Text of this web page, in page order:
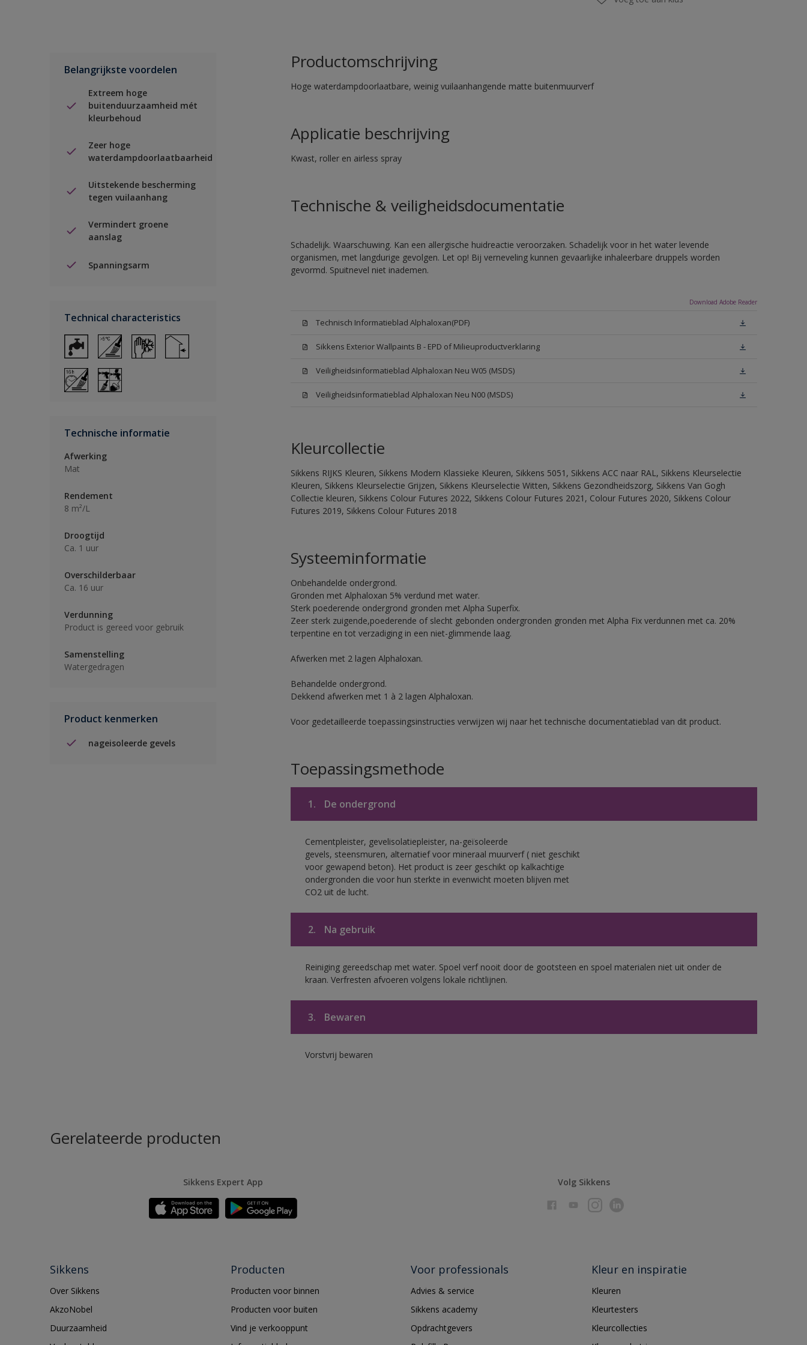
Belangrijkste voordelen
Extreem hoge
buitenduurzaamheid mét
kleurbehoud
Zeer hoge
waterdampdoorlaatbaarheid
Uitstekende bescherming
tegen vuilaanhang
Vermindert groene
aanslag
Spanningsarm
Technical characteristics
Technische informatie
Afwerking
Mat
Rendement
8 m²/L
Droogtijd
Ca. 1 uur
Overschilderbaar
Ca. 16 uur
Verdunning
Product is gereed voor gebruik
Samenstelling
Watergedragen
Product kenmerken
nageisoleerde gevels
Productomschrijving
Hoge waterdampdoorlaatbare, weinig vuilaanhangende matte buitenmuurverf
Applicatie beschrijving
Kwast, roller en airless spray
Technische & veiligheidsdocumentatie
Schadelijk. Waarschuwing. Kan een allergische huidreactie veroorzaken. Schadelijk voor in het water levende
organismen, met langdurige gevolgen. Let op! Bij verneveling kunnen gevaarlijke inhaleerbare druppels worden
gevormd. Spuitnevel niet inademen.
Download Adobe Reader
Technisch Informatieblad Alphaloxan(PDF)
Sikkens Exterior Wallpaints B - EPD of Milieuproductverklaring
Veiligheidsinformatieblad Alphaloxan Neu W05 (MSDS)
Veiligheidsinformatieblad Alphaloxan Neu N00 (MSDS)
Kleurcollectie
Sikkens RIJKS Kleuren, Sikkens Modern Klassieke Kleuren, Sikkens 5051, Sikkens ACC naar RAL, Sikkens Kleurselectie
Kleuren, Sikkens Kleurselectie Grijzen, Sikkens Kleurselectie Witten, Sikkens Gezondheidszorg, Sikkens Van Gogh
Collectie kleuren, Sikkens Colour Futures 2022, Sikkens Colour Futures 2021, Colour Futures 2020, Sikkens Colour
Futures 2019, Sikkens Colour Futures 2018
Systeeminformatie
Onbehandelde ondergrond.
Gronden met Alphaloxan 5% verdund met water.
Sterk poederende ondergrond gronden met Alpha Superfix.
Zeer sterk zuigende,poederende of slecht gebonden ondergronden gronden met Alpha Fix verdunnen met ca. 20%
terpentine en tot verzadiging in een niet-glimmende laag.
Afwerken met 2 lagen Alphaloxan.
Behandelde ondergrond.
Dekkend afwerken met 1 à 2 lagen Alphaloxan.
Voor gedetailleerde toepassingsinstructies verwijzen wij naar het technische documentatieblad van dit product.
Toepassingsmethode
1. De ondergrond
Cementpleister, gevelisolatiepleister, na-geïsoleerde
gevels, steensmuren, alternatief voor mineraal muurverf ( niet geschikt
voor gewapend beton). Het product is zeer geschikt op kalkachtige
ondergronden die voor hun sterkte in evenwicht moeten blijven met
CO2 uit de lucht.
2. Na gebruik
Reiniging gereedschap met water. Spoel verf nooit door de gootsteen en spoel materialen niet uit onder de
kraan. Verfresten afvoeren volgens lokale richtlijnen.
3. Bewaren
Vorstvrij bewaren
Gerelateerde producten
Sikkens Expert App Volg Sikkens
Sikkens
Over Sikkens
AkzoNobel
Duurzaamheid
Producten
Producten voor binnen
Producten voor buiten
Vind je verkooppunt
Voor professionals
Advies & service
Sikkens academy
Opdrachtgevers
Kleur en inspiratie
Kleuren
Kleurtesters
Kleurcollecties